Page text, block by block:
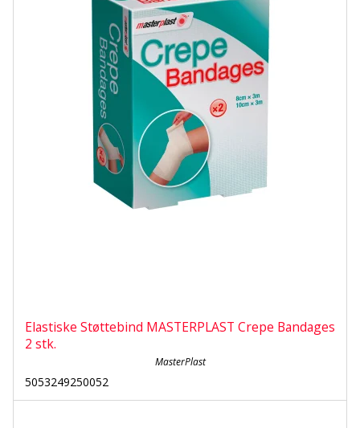
Elastiske Støttebind MASTERPLAST Crepe Bandages
2 stk.
MasterPlast
5053249250052